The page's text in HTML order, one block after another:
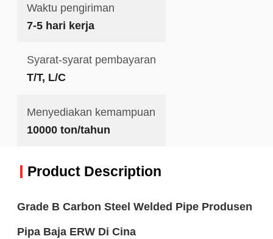
Waktu pengiriman
7-5 hari kerja
Syarat-syarat pembayaran
T/T, L/C
Menyediakan kemampuan
10000 ton/tahun
Product Description
Grade B Carbon Steel Welded Pipe Produsen
Pipa Baja ERW Di Cina